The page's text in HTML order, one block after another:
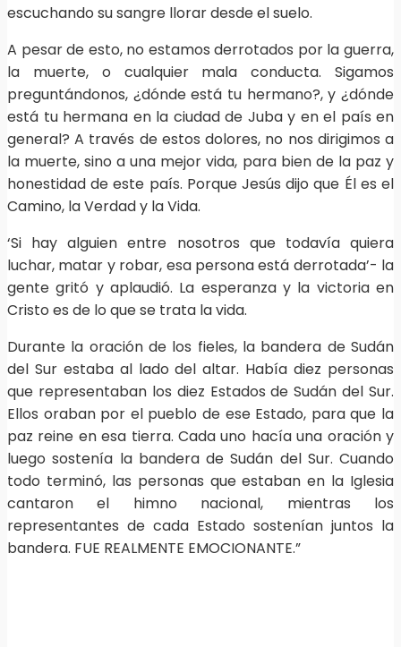
escuchando su sangre llorar desde el suelo.
A pesar de esto, no estamos derrotados por la guerra,
la muerte, o cualquier mala conducta. Sigamos
preguntándonos, ¿dónde está tu hermano?, y ¿dónde
está tu hermana en la ciudad de Juba y en el país en
general? A través de estos dolores, no nos dirigimos a
la muerte, sino a una mejor vida, para bien de la paz y
honestidad de este país. Porque Jesús dijo que Él es el
Camino, la Verdad y la Vida.
‘Si hay alguien entre nosotros que todavía quiera
luchar, matar y robar, esa persona está derrotada’- la
gente gritó y aplaudió. La esperanza y la victoria en
Cristo es de lo que se trata la vida.
Durante la oración de los fieles, la bandera de Sudán
del Sur estaba al lado del altar. Había diez personas
que representaban los diez Estados de Sudán del Sur.
Ellos oraban por el pueblo de ese Estado, para que la
paz reine en esa tierra. Cada uno hacía una oración y
luego sostenía la bandera de Sudán del Sur. Cuando
todo terminó, las personas que estaban en la Iglesia
cantaron el himno nacional, mientras los
representantes de cada Estado sostenían juntos la
bandera. FUE REALMENTE EMOCIONANTE.”